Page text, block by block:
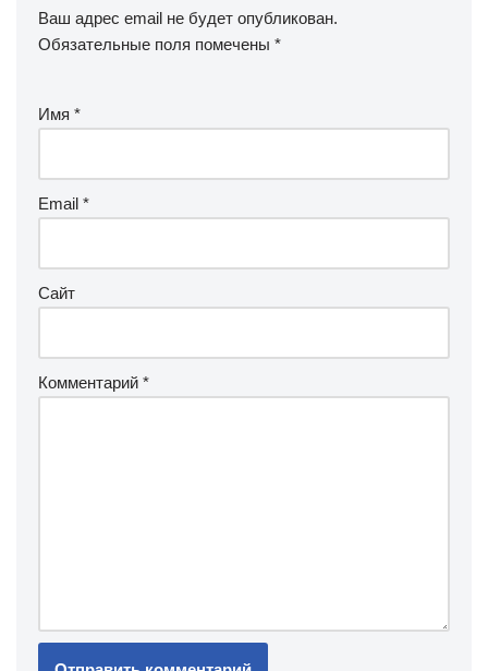
Ваш адрес email не будет опубликован.
Обязательные поля помечены *
Имя *
Email *
Сайт
Комментарий *